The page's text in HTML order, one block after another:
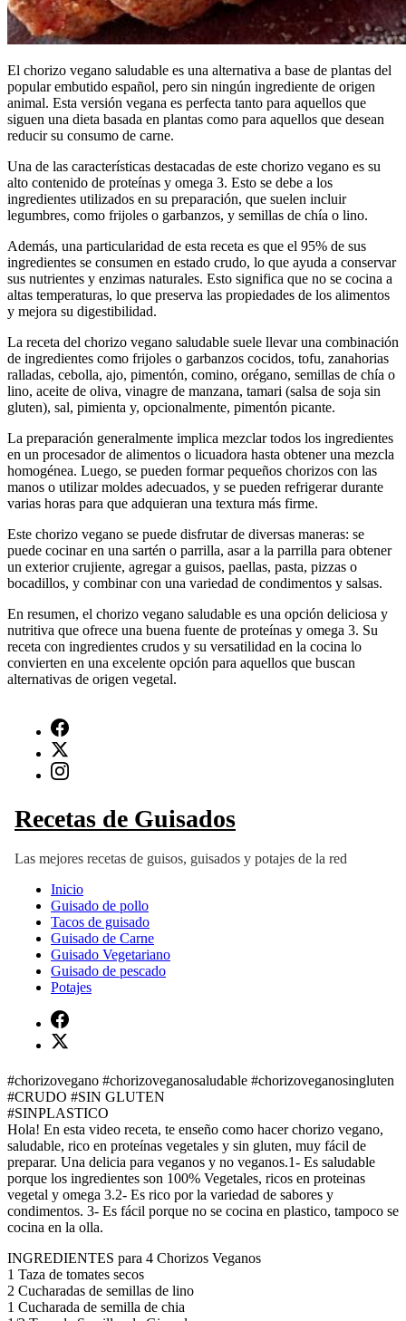
El chorizo vegano saludable es una alternativa a base de plantas del
popular embutido español, pero sin ningún ingrediente de origen
animal. Esta versión vegana es perfecta tanto para aquellos que
siguen una dieta basada en plantas como para aquellos que desean
reducir su consumo de carne.
Una de las características destacadas de este chorizo vegano es su
alto contenido de proteínas y omega 3. Esto se debe a los
ingredientes utilizados en su preparación, que suelen incluir
legumbres, como frijoles o garbanzos, y semillas de chía o lino.
Además, una particularidad de esta receta es que el 95% de sus
ingredientes se consumen en estado crudo, lo que ayuda a conservar
sus nutrientes y enzimas naturales. Esto significa que no se cocina a
altas temperaturas, lo que preserva las propiedades de los alimentos
y mejora su digestibilidad.
La receta del chorizo vegano saludable suele llevar una combinación
de ingredientes como frijoles o garbanzos cocidos, tofu, zanahorias
ralladas, cebolla, ajo, pimentón, comino, orégano, semillas de chía o
lino, aceite de oliva, vinagre de manzana, tamari (salsa de soja sin
gluten), sal, pimienta y, opcionalmente, pimentón picante.
La preparación generalmente implica mezclar todos los ingredientes
en un procesador de alimentos o licuadora hasta obtener una mezcla
homogénea. Luego, se pueden formar pequeños chorizos con las
manos o utilizar moldes adecuados, y se pueden refrigerar durante
varias horas para que adquieran una textura más firme.
Este chorizo vegano se puede disfrutar de diversas maneras: se
puede cocinar en una sartén o parrilla, asar a la parrilla para obtener
un exterior crujiente, agregar a guisos, paellas, pasta, pizzas o
bocadillos, y combinar con una variedad de condimentos y salsas.
En resumen, el chorizo vegano saludable es una opción deliciosa y
nutritiva que ofrece una buena fuente de proteínas y omega 3. Su
receta con ingredientes crudos y su versatilidad en la cocina lo
convierten en una excelente opción para aquellos que buscan
alternativas de origen vegetal.
#chorizovegano #chorizoveganosaludable #chorizoveganosingluten
#CRUDO #SIN GLUTEN
#SINPLASTICO
Hola! En esta video receta, te enseño como hacer chorizo vegano,
saludable, rico en proteínas vegetales y sin gluten, muy fácil de
preparar. Una delicia para veganos y no veganos.1- Es saludable
porque los ingredientes son 100% Vegetales, ricos en proteinas
vegetal y omega 3.2- Es rico por la variedad de sabores y
condimentos. 3- Es fácil porque no se cocina en plastico, tampoco se
cocina en la olla.
INGREDIENTES para 4 Chorizos Veganos
1 Taza de tomates secos
2 Cucharadas de semillas de lino
1 Cucharada de semilla de chia